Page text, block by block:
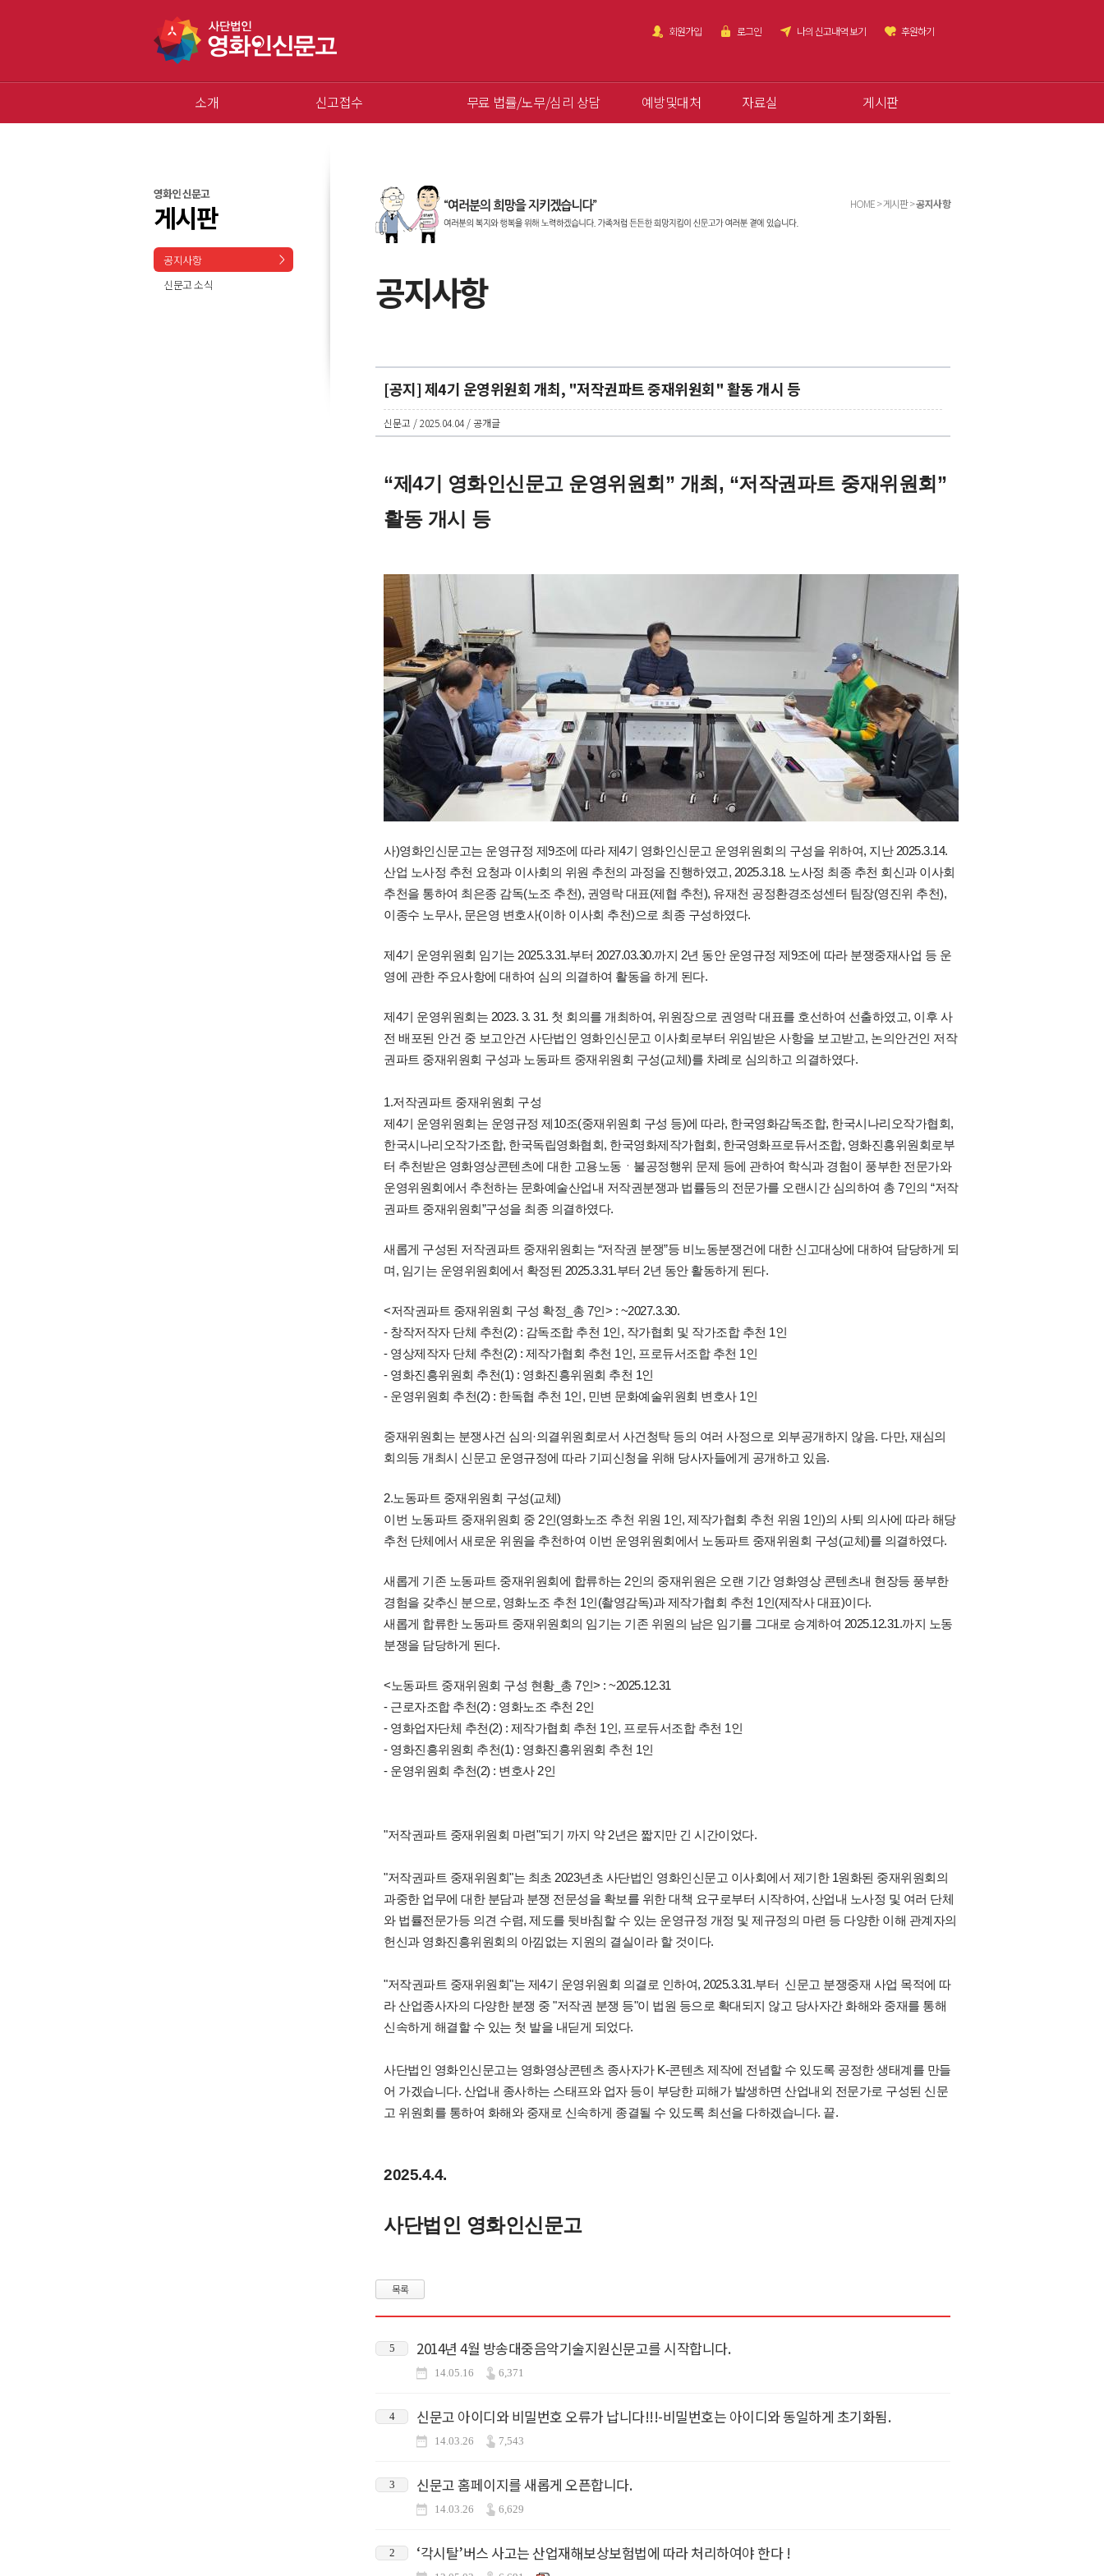
회원가입 로그인 나의 신고내역 보기 후원하기
소개 신고접수 무료 법률/노무/심리 상담 예방및대처 자료실 게시판
영화인 신문고
게시판
공지사항
신문고 소식
HOME > 게시판 >공지사항
공지사항
[공지] 제4기 운영위원회 개최, "저작권파트 중재위원회" 활동 개시 등
신문고 / 2025.04.04 / 공개글
“제4기 영화인신문고 운영위원회” 개최, “저작권파트 중재위원회”
활동 개시 등
사)영화인신문고는 운영규정 제9조에 따라 제4기 영화인신문고 운영위원회의 구성을 위하여, 지난 2025.3.14.
산업 노사정 추천 요청과 이사회의 위원 추천의 과정을 진행하였고, 2025.3.18. 노사정 최종 추천 회신과 이사회
추천을 통하여 최은종 감독(노조 추천), 권영락 대표(제협 추천), 유재천 공정환경조성센터 팀장(영진위 추천),
이종수 노무사, 문은영 변호사(이하 이사회 추천)으로 최종 구성하였다.
제4기 운영위원회 임기는 2025.3.31.부터 2027.03.30.까지 2년 동안 운영규정 제9조에 따라 분쟁중재사업 등 운
영에 관한 주요사항에 대하여 심의 의결하여 활동을 하게 된다.
제4기 운영위원회는 2023. 3. 31. 첫 회의를 개최하여, 위원장으로 권영락 대표를 호선하여 선출하였고, 이후 사
전 배포된 안건 중 보고안건 사단법인 영화인신문고 이사회로부터 위임받은 사항을 보고받고, 논의안건인 저작
권파트 중재위원회 구성과 노동파트 중재위원회 구성(교체)를 차례로 심의하고 의결하였다.
1.저작권파트 중재위원회 구성
제4기 운영위원회는 운영규정 제10조(중재위원회 구성 등)에 따라, 한국영화감독조합, 한국시나리오작가협회,
한국시나리오작가조합, 한국독립영화협회, 한국영화제작가협회, 한국영화프로듀서조합, 영화진흥위원회로부
터 추천받은 영화영상콘텐츠에 대한 고용노동ㆍ불공정행위 문제 등에 관하여 학식과 경험이 풍부한 전문가와
운영위원회에서 추천하는 문화예술산업내 저작권분쟁과 법률등의 전문가를 오랜시간 심의하여 총 7인의 “저작
권파트 중재위원회”구성을 최종 의결하였다.
새롭게 구성된 저작권파트 중재위원회는 “저작권 분쟁”등 비노동분쟁건에 대한 신고대상에 대하여 담당하게 되
며, 임기는 운영위원회에서 확정된 2025.3.31.부터 2년 동안 활동하게 된다.
<저작권파트 중재위원회 구성 확정_총 7인> : ~2027.3.30.
- 창작저작자 단체 추천(2) : 감독조합 추천 1인, 작가협회 및 작가조합 추천 1인
- 영상제작자 단체 추천(2) : 제작가협회 추천 1인, 프로듀서조합 추천 1인
- 영화진흥위원회 추천(1) : 영화진흥위원회 추천 1인
- 운영위원회 추천(2) : 한독협 추천 1인, 민변 문화예술위원회 변호사 1인
중재위원회는 분쟁사건 심의·의결위원회로서 사건청탁 등의 여러 사정으로 외부공개하지 않음. 다만, 재심의
회의등 개최시 신문고 운영규정에 따라 기피신청을 위해 당사자들에게 공개하고 있음.
2.노동파트 중재위원회 구성(교체)
이번 노동파트 중재위원회 중 2인(영화노조 추천 위원 1인, 제작가협회 추천 위원 1인)의 사퇴 의사에 따라 해당
추천 단체에서 새로운 위원을 추천하여 이번 운영위원회에서 노동파트 중재위원회 구성(교체)를 의결하였다.
새롭게 기존 노동파트 중재위원회에 합류하는 2인의 중재위원은 오랜 기간 영화영상 콘텐츠내 현장등 풍부한
경험을 갖추신 분으로, 영화노조 추천 1인(촬영감독)과 제작가협회 추천 1인(제작사 대표)이다.
새롭게 합류한 노동파트 중재위원회의 임기는 기존 위원의 남은 임기를 그대로 승계하여 2025.12.31.까지 노동
분쟁을 담당하게 된다.
<노동파트 중재위원회 구성 현황_총 7인> : ~2025.12.31
- 근로자조합 추천(2) : 영화노조 추천 2인
- 영화업자단체 추천(2) : 제작가협회 추천 1인, 프로듀서조합 추천 1인
- 영화진흥위원회 추천(1) : 영화진흥위원회 추천 1인
- 운영위원회 추천(2) : 변호사 2인
"저작권파트 중재위원회 마련"되기 까지 약 2년은 짧지만 긴 시간이었다.
"저작권파트 중재위원회"는 최초 2023년초 사단법인 영화인신문고 이사회에서 제기한 1원화된 중재위원회의
과중한 업무에 대한 분담과 분쟁 전문성을 확보를 위한 대책 요구로부터 시작하여, 산업내 노사정 및 여러 단체
와 법률전문가등 의견 수렴, 제도를 뒷바침할 수 있는 운영규정 개정 및 제규정의 마련 등 다양한 이해 관계자의
헌신과 영화진흥위원회의 아낌없는 지원의 결실이라 할 것이다.
"저작권파트 중재위원회"는 제4기 운영위원회 의결로 인하여, 2025.3.31.부터 신문고 분쟁중재 사업 목적에 따
라 산업종사자의 다양한 분쟁 중 "저작권 분쟁 등"이 법원 등으로 확대되지 않고 당사자간 화해와 중재를 통해
신속하게 해결할 수 있는 첫 발을 내딛게 되었다.
사단법인 영화인신문고는 영화영상콘텐츠 종사자가 K-콘텐츠 제작에 전념할 수 있도록 공정한 생태계를 만들
어 가겠습니다. 산업내 종사하는 스태프와 업자 등이 부당한 피해가 발생하면 산업내외 전문가로 구성된 신문
고 위원회를 통하여 화해와 중재로 신속하게 종결될 수 있도록 최선을 다하겠습니다. 끝.
2025.4.4.
사단법인 영화인신문고
목록
5 2014년 4월 방송대중음악기술지원신문고를 시작합니다.
14.05.16 6,371
4 신문고 아이디와 비밀번호 오류가 납니다!!!-비밀번호는 아이디와 동일하게 초기화됨.
14.03.26 7,543
3 신문고 홈페이지를 새롭게 오픈합니다.
14.03.26 6,629
2 ‘각시탈’버스 사고는 산업재해보상보험법에 따라 처리하여야 한다 !